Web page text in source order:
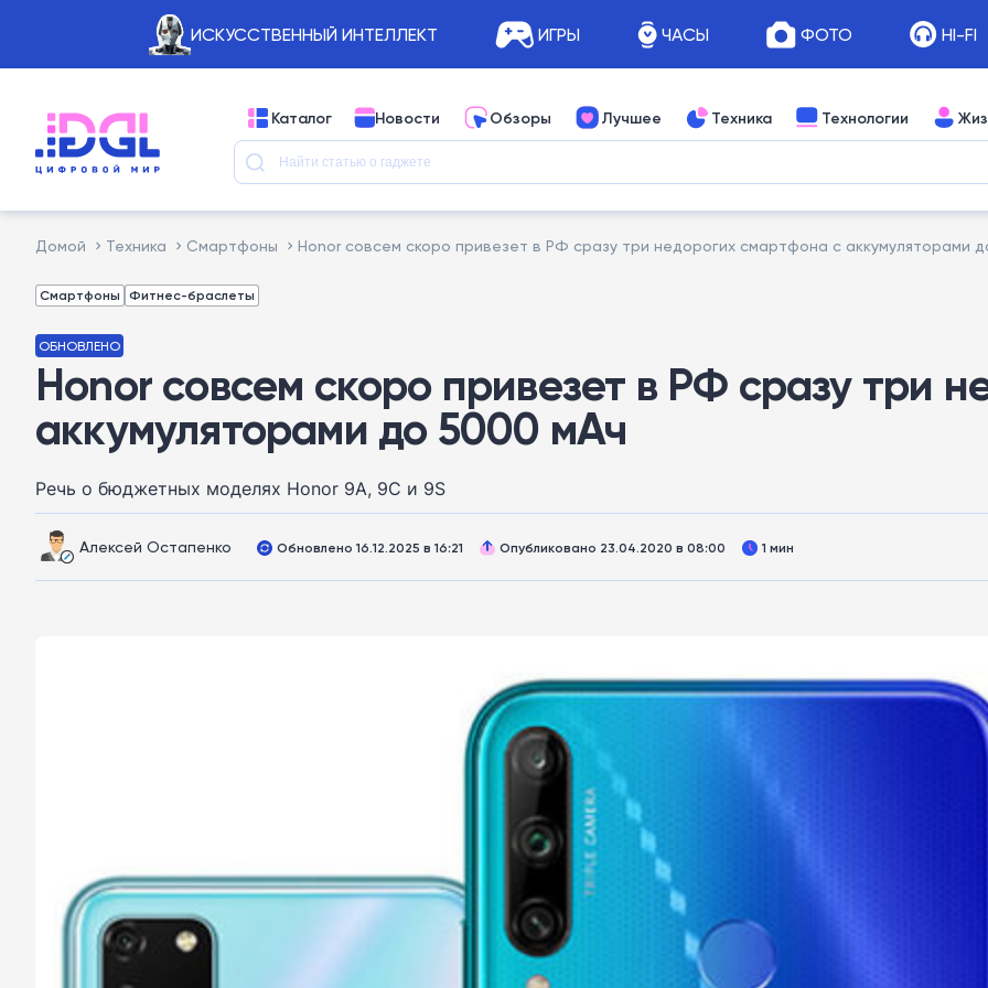
ИСКУССТВЕННЫЙ ИНТЕЛЛЕКТ ИГРЫ ЧАСЫ ФОТО HI-FI
Каталог Новости Обзоры Лучшее Техника Технологии
Домой Техника Смартфоны Honor совсем скоро привезет в РФ сразу три недорогих смартфона с аккумуляторами
Смартфоны Фитнес-браслеты
ОБНОВЛЕНО
Honor совсем скоро привезет в РФ сразу три
аккумуляторами до 5000 мАч
Речь о бюджетных моделях Honor 9A, 9C и 9S
Алексей Остапенко Обновлено 16.12.2025 в 16:21 Опубликовано 23.04.2020 в 08:00 1 мин